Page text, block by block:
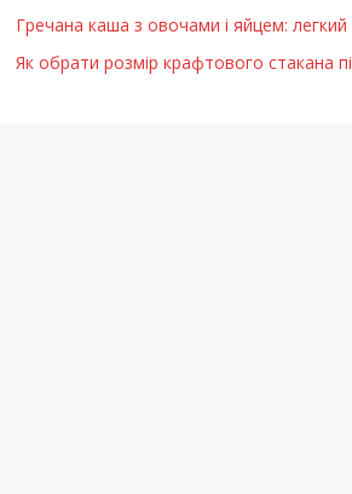
Гречана каша з овочами і яйцем:
Як обрати розмір крафтового стакана